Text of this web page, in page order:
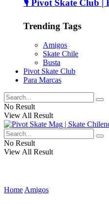
🎙️ Pivot Skate Club |
Trending Tags
Amigos
Skate Chile
Busta
Pivot Skate Club
Para Marcas
No Result
View All Result
No Result
View All Result
Home Amigos